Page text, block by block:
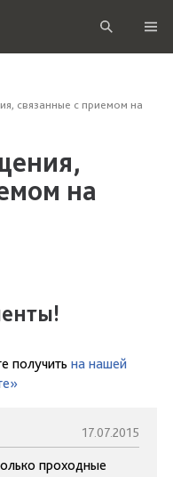
связанные с приемом на
на
получить на нашей
17.07.2015
проходные